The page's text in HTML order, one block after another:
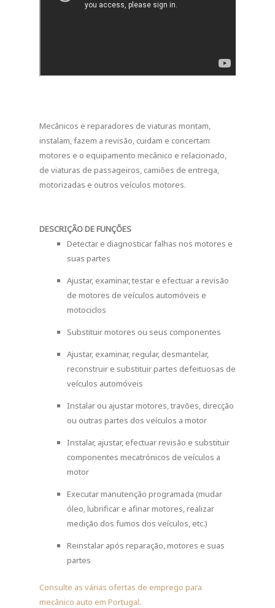
Mecânicos e reparadores de viaturas montam,
instalam, fazem a revisão, cuidam e concertam
motores e o equipamento mecânico e relacionado,
de viaturas de passageiros, camiões de entrega,
motorizadas e outros veículos motores.
DESCRIÇÃO DE FUNÇÕES
Detectar e diagnosticar falhas nos motores e
suas partes
Ajustar, examinar, testar e efectuar a revisão
de motores de veículos automóveis e
motociclos
Substituir motores ou seus componentes
Ajustar, examinar, regular, desmantelar,
reconstruir e substituir partes defeituosas de
veículos automóveis
Instalar ou ajustar motores, travões, direcção
ou outras partes dos veículos a motor
Instalar, ajustar, efectuar revisão e substituir
componentes mecatrónicos de veículos a
motor
Executar manutenção programada (mudar
óleo, lubrificar e afinar motores, realizar
medição dos fumos dos veículos, etc.)
Reinstalar após reparação, motores e suas
partes
Consulte as várias ofertas de emprego para
mecânico auto em Portugal.